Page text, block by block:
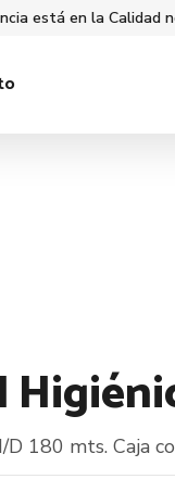
está en la Calidad
180 mts. Caja